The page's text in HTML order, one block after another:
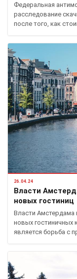
Федеральная
расследование
после того, как
26.04.24
Власти
новых гостиниц
Власти Амстердама
новых гостиничных
является борьба с